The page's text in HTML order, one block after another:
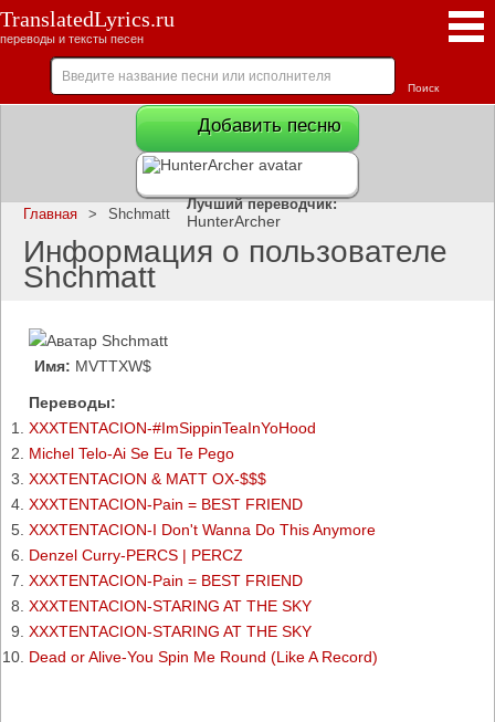
TranslatedLyrics.ru
переводы и тексты песен
Добавить песню
Лучший переводчик:
HunterArcher
Главная > Shchmatt
Информация о пользователе
Shchmatt
Имя: MVTTXW$
Переводы:
XXXTENTACION-#ImSippinTeaInYoHood
Michel Telo-Ai Se Eu Te Pego
XXXTENTACION & MATT OX-$$$
XXXTENTACION-Pain = BEST FRIEND
XXXTENTACION-I Don't Wanna Do This Anymore
Denzel Curry-PERCS | PERCZ
XXXTENTACION-Pain = BEST FRIEND
XXXTENTACION-STARING AT THE SKY
XXXTENTACION-STARING AT THE SKY
Dead or Alive-You Spin Me Round (Like A Record)